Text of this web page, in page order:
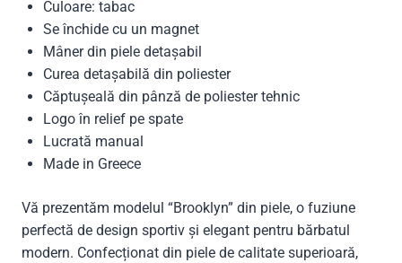
Culoare: tabac
Se închide cu un magnet
Mâner din piele detașabil
Curea detașabilă din poliester
Căptușeală din pânză de poliester tehnic
Logo în relief pe spate
Lucrată manual
Made in Greece
Vă prezentăm modelul “Brooklyn” din piele, o fuziune
perfectă de design sportiv și elegant pentru bărbatul
modern. Confecționat din piele de calitate superioară,